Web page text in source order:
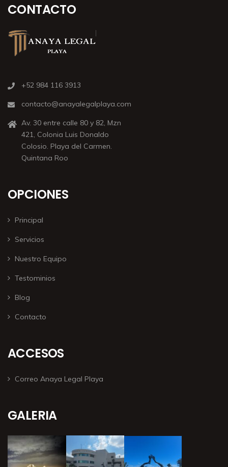
CONTACTO
+52 984 116 3913
contacto@anayalegalplaya.com
Av. 30 entre calle 80 y 82, Mzn
421, Colonia Luis Donaldo
Colosio. Playa del Carmen.
Quintana Roo
OPCIONES
Principal
Servicios
Nuestro Equipo
Testominios
Blog
Contacto
ACCESOS
Correo Anaya Legal Playa
GALERIA